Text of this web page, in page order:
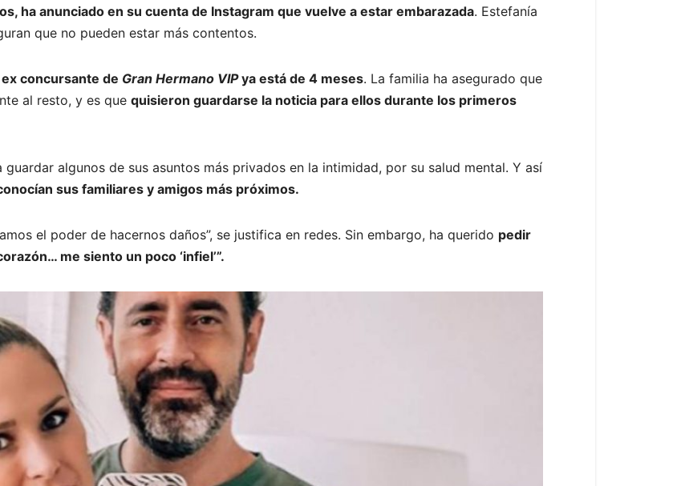
ha anunciado en su cuenta de Instagram que vuelve a estar embarazada. Estefanía
que no pueden estar más contentos.
ex concursante de Gran Hermano VIPya está de 4 meses. La familia ha asegurado que
al resto, y es que quisieron guardarse la noticia para ellos durante los primeros
algunos de sus asuntos más privados en la intimidad, por su salud mental. Y así
sus familiares y amigos más próximos.
el poder de hacernos daños”, se justifica en redes. Sin embargo, ha querido pedir
me siento un poco ‘infiel’”.